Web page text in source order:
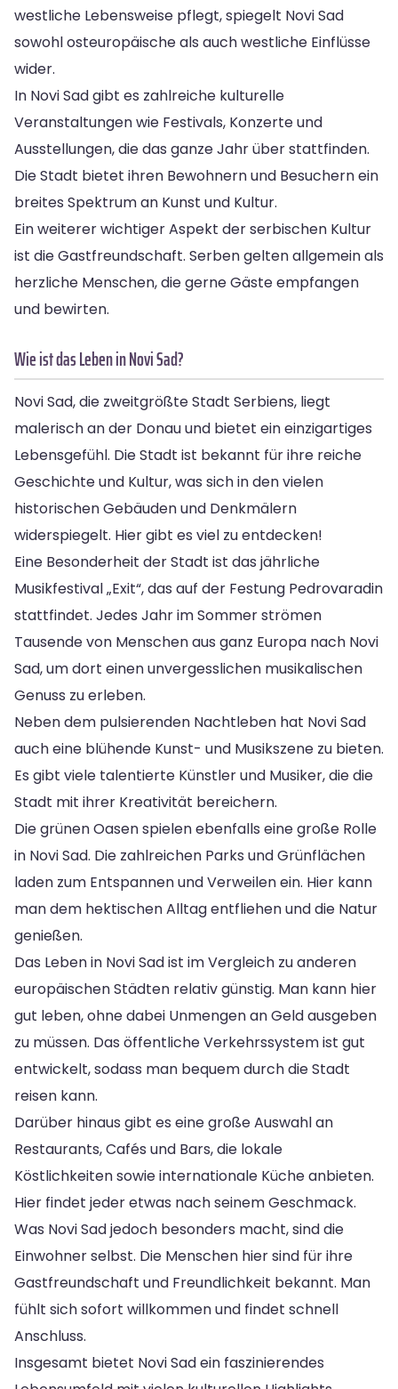
westliche Lebensweise pflegt, spiegelt Novi Sad
sowohl osteuropäische als auch westliche Einflüsse
wider.
In Novi Sad gibt es zahlreiche kulturelle
Veranstaltungen wie Festivals, Konzerte und
Ausstellungen, die das ganze Jahr über stattfinden.
Die Stadt bietet ihren Bewohnern und Besuchern ein
breites Spektrum an Kunst und Kultur.
Ein weiterer wichtiger Aspekt der serbischen Kultur
ist die Gastfreundschaft. Serben gelten allgemein als
herzliche Menschen, die gerne Gäste empfangen
und bewirten.
Wie ist das Leben in Novi Sad?
Novi Sad, die zweitgrößte Stadt Serbiens, liegt
malerisch an der Donau und bietet ein einzigartiges
Lebensgefühl. Die Stadt ist bekannt für ihre reiche
Geschichte und Kultur, was sich in den vielen
historischen Gebäuden und Denkmälern
widerspiegelt. Hier gibt es viel zu entdecken!
Eine Besonderheit der Stadt ist das jährliche
Musikfestival „Exit“, das auf der Festung Pedrovaradin
stattfindet. Jedes Jahr im Sommer strömen
Tausende von Menschen aus ganz Europa nach Novi
Sad, um dort einen unvergesslichen musikalischen
Genuss zu erleben.
Neben dem pulsierenden Nachtleben hat Novi Sad
auch eine blühende Kunst- und Musikszene zu bieten.
Es gibt viele talentierte Künstler und Musiker, die die
Stadt mit ihrer Kreativität bereichern.
Die grünen Oasen spielen ebenfalls eine große Rolle
in Novi Sad. Die zahlreichen Parks und Grünflächen
laden zum Entspannen und Verweilen ein. Hier kann
man dem hektischen Alltag entfliehen und die Natur
genießen.
Das Leben in Novi Sad ist im Vergleich zu anderen
europäischen Städten relativ günstig. Man kann hier
gut leben, ohne dabei Unmengen an Geld ausgeben
zu müssen. Das öffentliche Verkehrssystem ist gut
entwickelt, sodass man bequem durch die Stadt
reisen kann.
Darüber hinaus gibt es eine große Auswahl an
Restaurants, Cafés und Bars, die lokale
Köstlichkeiten sowie internationale Küche anbieten.
Hier findet jeder etwas nach seinem Geschmack.
Was Novi Sad jedoch besonders macht, sind die
Einwohner selbst. Die Menschen hier sind für ihre
Gastfreundschaft und Freundlichkeit bekannt. Man
fühlt sich sofort willkommen und findet schnell
Anschluss.
Insgesamt bietet Novi Sad ein faszinierendes